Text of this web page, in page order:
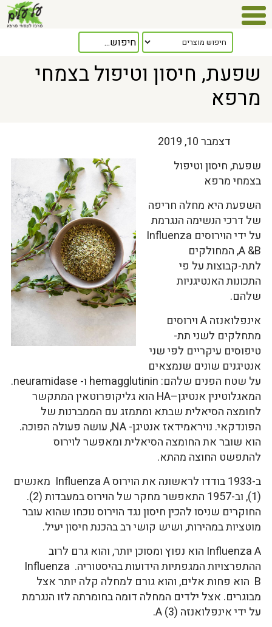
כלל המאמרים> שפעת, חיסון וטיפול בצמחי מרפא
שפעת, חיסון וטיפול בצמחי
מרפא
דצמבר 10, 2019
שפעת, חיסון וטיפול
בצמחי מרפא
השפעת היא מחלה חריפה
של דרכי הנשימה הנגרמת
על ידי הוירוסים Influenza
A &B, המחולקים
לתת-קבוצות על פי
התכונות האנטיגניות
שלהם.
אינפלואנזה A וירוסים
מתחלקים לשני תת-
טיפוסים עיקריים לפי שני
אנטיגנים שונים שנמצאים
על שטח הפנים שלהם: hemagglutinin ו- neuramidase.
המאגלוטינין אנטיגן–HA הוא גליקופרוטאין המתקשר
לחומצה הסיאלית שבתא ומתמזג עם הממברנות של
הפונדקאי. נויראמידאז אנטיגן- NA, עושה פעולה הפוכה.
הוא שובר את החומצה הסיאלית ומאפשר לוירוס
להתפשט החוצה מהתא.
ב-1933 בודדו לראשונה את הוירוס Influenza A מאנשים
(1), וב-1957 התאפשר מחקר של הוירוס במעבדות (2).
החוקרים שניסו להכין חיסון נגד הוירוס נוכחו שהוא עובר
מוטציות במהירות, ושיש קושי רב בהכנת חיסון יעיל.
Influenza A הוא נפוץ ומסוכן יותר, והוא גרם לרוב
ההתפרצויות המגפתיות הידועות בהיסטוריה. Influenza
B הוא פחות אלים, והוא גורם למחלה קלה יותר אצל
מבוגרים. אצל ילדים המחלה דומה בחומרתה לזו הנגרמת
על ידי אינפלואנזה A (3).